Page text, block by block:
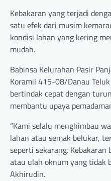
Kebakaran yang terjadi
satu efek dari musim
kondisi lahan yang kering
mudah.
Babinsa Kelurahan Pasir
Koramil 415-08/Danau
bertindak cepat dengan
membantu upaya
“Kami selalu menghimbau
lahan atau semak belukar,
seperti sekarang.
atau ulah oknum yang tidak
Akhirudin.